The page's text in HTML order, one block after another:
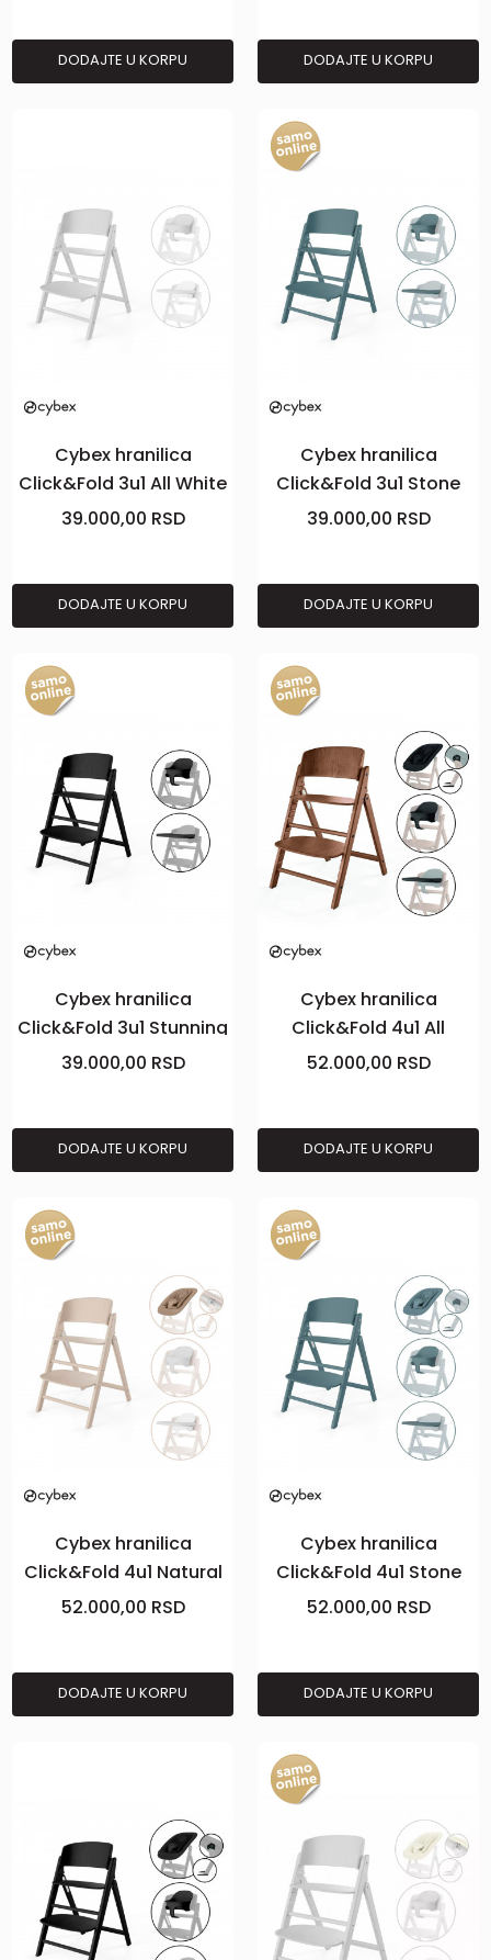
DODAJTE U KORPU DODAJTE U KORPU
Cybex hranilica
Click&Fold 3u1 All White
39.000,00 RSD
DODAJTE U KORPU
Cybex hranilica
Click&Fold 3u1 Stone
Blue
39.000,00 RSD
DODAJTE U KORPU
Cybex hranilica
Click&Fold 3u1 Stunning
Black
39.000,00 RSD
DODAJTE U KORPU
Cybex hranilica
Click&Fold 4u1 All
Natural Dark
52.000,00 RSD
DODAJTE U KORPU
Cybex hranilica
Click&Fold 4u1 Natural
52.000,00 RSD
DODAJTE U KORPU
Cybex hranilica
Click&Fold 4u1 Stone
Blue
52.000,00 RSD
DODAJTE U KORPU